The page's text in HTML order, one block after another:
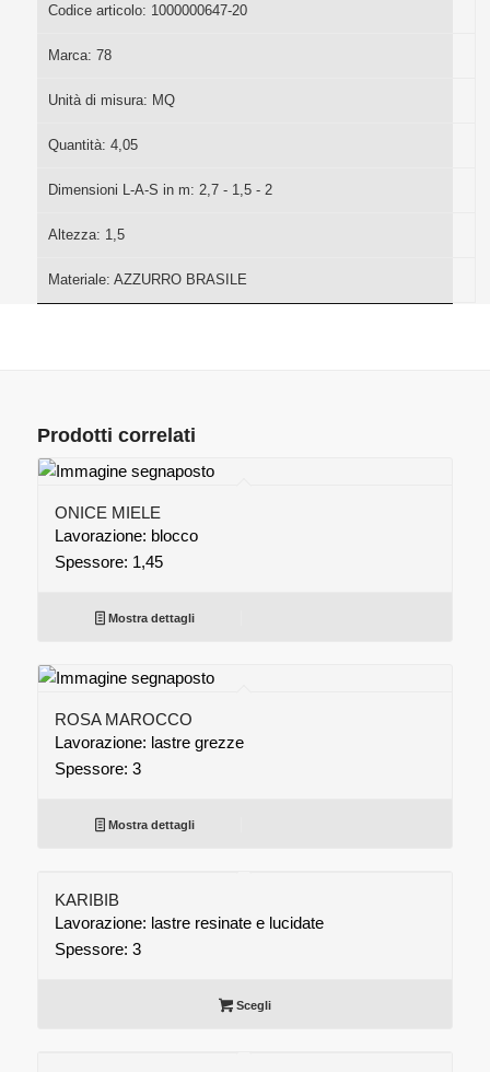
Codice articolo: 1000000647-20
Marca: 78
Unità di misura: MQ
Quantità: 4,05
Dimensioni L-A-S in m: 2,7 - 1,5 - 2
Altezza: 1,5
Materiale: AZZURRO BRASILE
Prodotti correlati
ONICE MIELE
Lavorazione: blocco
Spessore: 1,45
Mostra dettagli
ROSA MAROCCO
Lavorazione: lastre grezze
Spessore: 3
Mostra dettagli
KARIBIB
Lavorazione: lastre resinate e lucidate
Spessore: 3
Scegli